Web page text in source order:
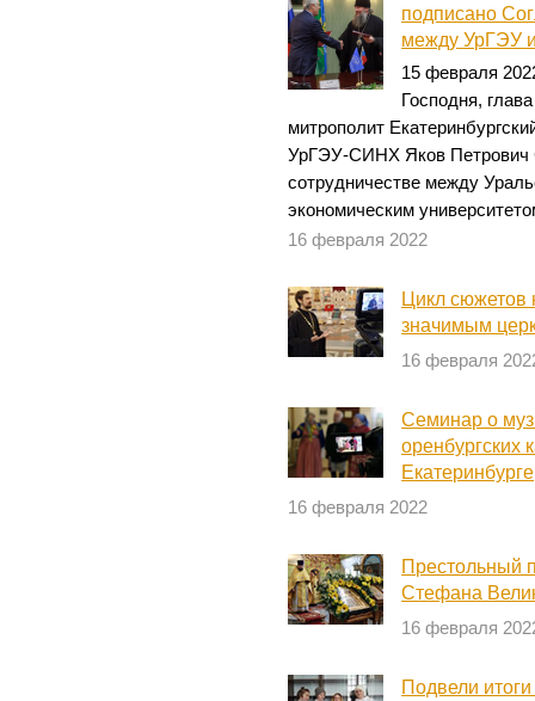
подписано
между УрГЭУ
15 февраля
Господня,
митрополит
УрГЭУ-СИНХ Яков Петрович
сотрудничестве между
экономическим
16 февраля 2022
Цикл сюжетов
значимым
16 февраля
Семинар о
оренбургских
Екатеринбурге
16 февраля 2022
Престольный
Стефана
16 февраля
Подвели